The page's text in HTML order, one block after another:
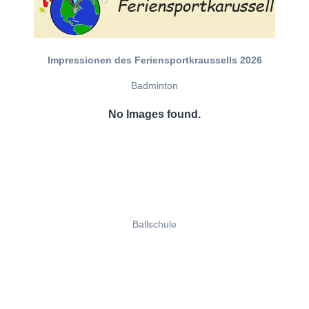
Impressionen des Feriensportkraussells 2026
Badminton
No Images found.
Ballschule